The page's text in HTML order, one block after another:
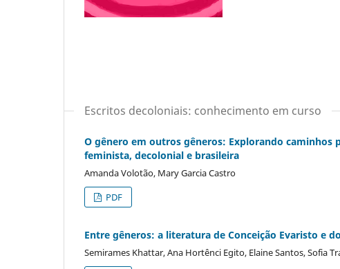
Escritos decoloniais: conhecimento em curso
O gênero em outros gêneros: Explorando caminhos
feminista, decolonial e brasileira
Amanda Volotão, Mary Garcia Castro
PDF
Entre gêneros: a literatura de Conceição Evaristo e
Semirames Khattar, Ana Hortênci Egito, Elaine Santos, Sofia